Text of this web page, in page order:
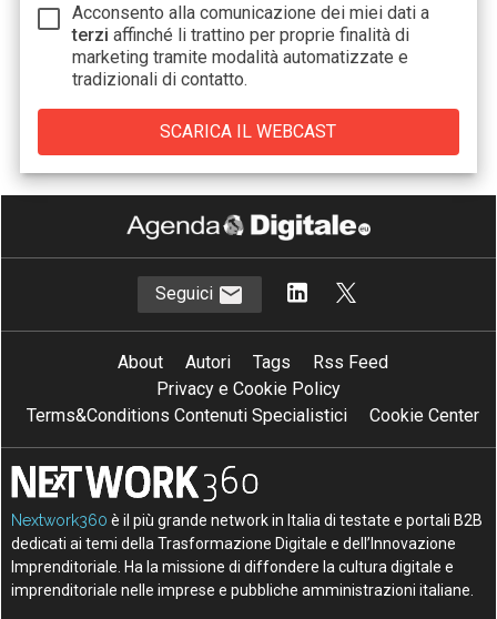
Acconsento alla comunicazione dei miei dati a
terzi affinché li trattino per proprie finalità di
marketing tramite modalità automatizzate e
tradizionali di contatto.
Seguici
About Autori Tags
Rss Feed
Privacy e Cookie Policy
Terms&Conditions Contenuti Specialistici
Cookie Center
Nextwork360 è il più grande network in Italia di testate e portali B2B
dedicati ai temi della Trasformazione Digitale e dell’Innovazione
Imprenditoriale. Ha la missione di diffondere la cultura digitale e
imprenditoriale nelle imprese e pubbliche amministrazioni italiane.